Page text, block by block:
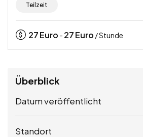
Teilzeit
27Euro - 27Euro / Stunde
Überblick
Datum veröffentlicht
Standort